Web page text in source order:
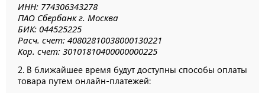
ИНН: 774306343278
ПАО Сбербанкг. Москва
БИК: 044525225
Расч. счет: 40802810038000130221
Кор. счет: 30101810400000000225
2. В ближайшее время будут доступны способы оплаты
товара путем онлайн-платежей: